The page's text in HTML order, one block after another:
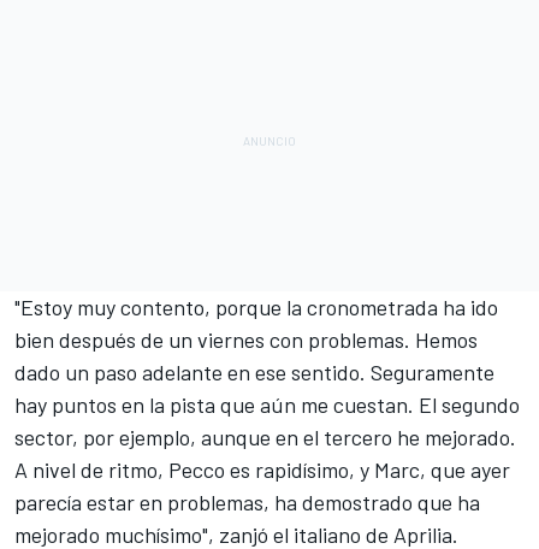
"Estoy muy contento, porque la cronometrada ha ido
bien después de un viernes con problemas. Hemos
dado un paso adelante en ese sentido. Seguramente
hay puntos en la pista que aún me cuestan. El segundo
sector, por ejemplo, aunque en el tercero he mejorado.
A nivel de ritmo, Pecco es rapidísimo, y Marc, que ayer
parecía estar en problemas, ha demostrado que ha
mejorado muchísimo", zanjó el italiano de Aprilia.